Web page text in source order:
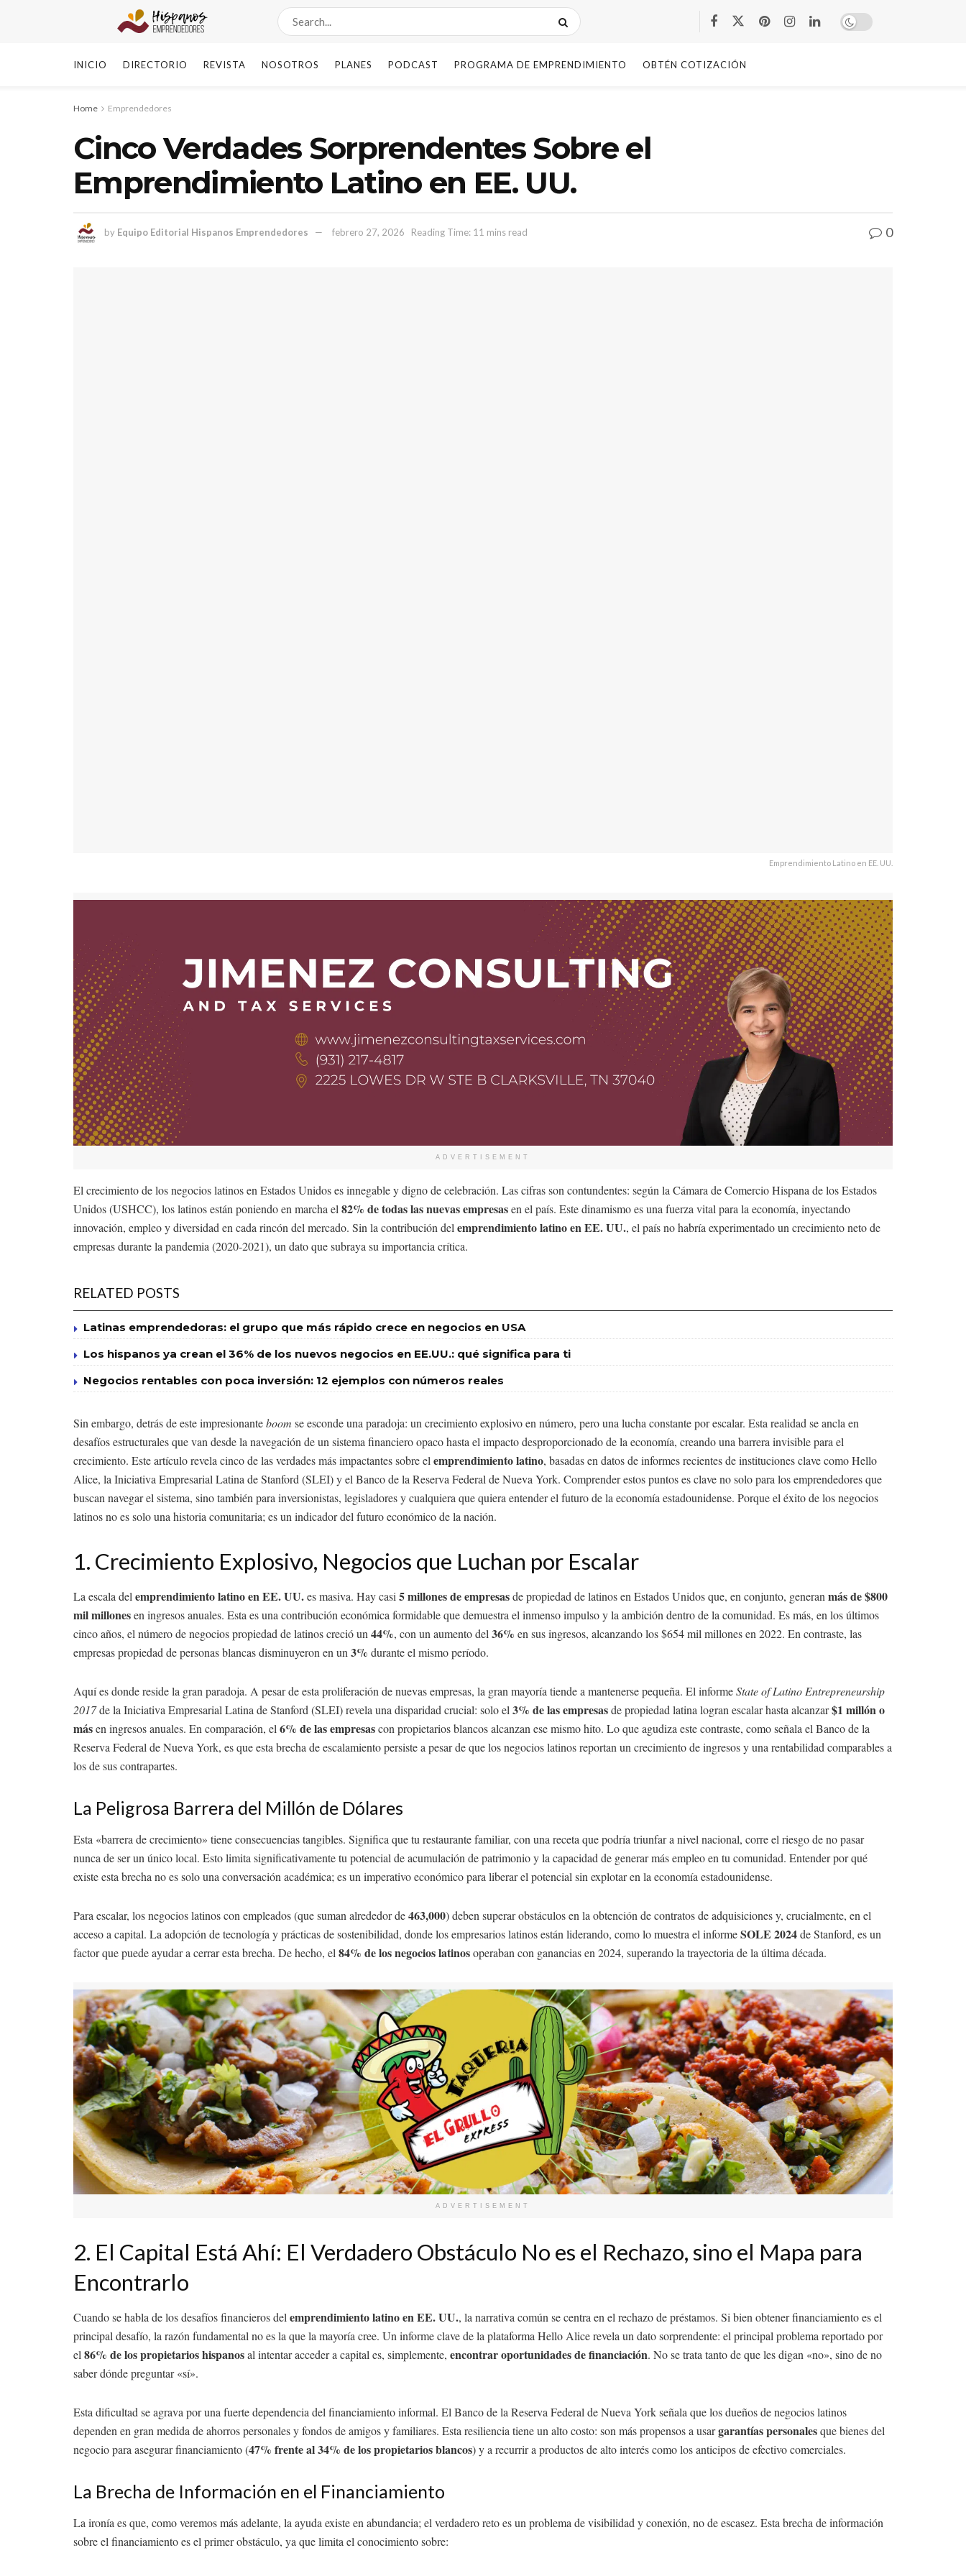
INICIO DIRECTORIO REVISTA NOSOTROS PLANES PODCAST PROGRAMA DE EMPRENDIMIENTO OBTÉN COTIZACIÓN
Home Emprendedores
Cinco Verdades Sorprendentes Sobre el
Emprendimiento Latino en EE. UU.
by Equipo Editorial Hispanos Emprendedores febrero 27, 2026 Reading Time: 11 mins read 0
Emprendimiento Latino en EE. UU.
ADVERTISEMENT
El crecimiento de los negocios latinos en Estados Unidos es innegable y digno de celebración. Las cifras son contundentes: según la Cámara de Comercio Hispana de los Estados
Unidos (USHCC), los latinos están poniendo en marcha el 82% de todas las nuevas empresasen el país. Este dinamismo es una fuerza vital para la economía, inyectando
innovación, empleo y diversidad en cada rincón del mercado. Sin la contribución del emprendimiento latino en EE. UU., el país no habría experimentado un crecimiento neto de
empresas durante la pandemia (2020-2021), un dato que subraya su importancia crítica.
RELATED POSTS
Latinas emprendedoras: el grupo que más rápido crece en negocios en USA
Los hispanos ya crean el 36% de los nuevos negocios en EE.UU.: qué significa para ti
Negocios rentables con poca inversión: 12 ejemplos con números reales
Sin embargo, detrás de este impresionanteboom se esconde una paradoja: un crecimiento explosivo en número, pero una lucha constante por escalar. Esta realidad se ancla en
desafíos estructurales que van desde la navegación de un sistema financiero opaco hasta el impacto desproporcionado de la economía, creando una barrera invisible para el
crecimiento. Este artículo revela cinco de las verdades más impactantes sobre el emprendimiento latino, basadas en datos de informes recientes de instituciones clave como Hello
Alice, la Iniciativa Empresarial Latina de Stanford (SLEI) y el Banco de la Reserva Federal de Nueva York. Comprender estos puntos es clave no solo para los emprendedores que
buscan navegar el sistema, sino también para inversionistas, legisladores y cualquiera que quiera entender el futuro de la economía estadounidense. Porque el éxito de los negocios
latinos no es solo una historia comunitaria; es un indicador del futuro económico de la nación.
1. Crecimiento Explosivo, Negocios que Luchan por Escalar
La escala del emprendimiento latino en EE. UU.es masiva. Hay casi 5 millones de empresasde propiedad de latinos en Estados Unidos que, en conjunto, generan más de $800
mil millonesen ingresos anuales. Esta es una contribución económica formidable que demuestra el inmenso impulso y la ambición dentro de la comunidad. Es más, en los últimos
cinco años, el número de negocios propiedad de latinos creció un 44%, con un aumento del 36% en sus ingresos, alcanzando los $654 mil millones en 2022. En contraste, las
empresas propiedad de personas blancas disminuyeron en un 3% durante el mismo período.
Aquí es donde reside la gran paradoja. A pesar de esta proliferación de nuevas empresas, la gran mayoría tiende a mantenerse pequeña. El informeState of Latino Entrepreneurship
2017de la Iniciativa Empresarial Latina de Stanford (SLEI) revela una disparidad crucial: solo el 3% de las empresasde propiedad latina logran escalar hasta alcanzar$1 millón o
másen ingresos anuales. En comparación, el 6% de las empresascon propietarios blancos alcanzan ese mismo hito. Lo que agudiza este contraste, como señala el Banco de la
Reserva Federal de Nueva York, es que esta brecha de escalamiento persiste a pesar de que los negocios latinos reportan un crecimiento de ingresos y una rentabilidad comparables a
los de sus contrapartes.
La Peligrosa Barrera del Millón de Dólares
Esta «barrera de crecimiento» tiene consecuencias tangibles. Significa que tu restaurante familiar, con una receta que podría triunfar a nivel nacional, corre el riesgo de no pasar
nunca de ser un único local. Esto limita significativamente tu potencial de acumulación de patrimonio y la capacidad de generar más empleo en tu comunidad. Entender por qué
existe esta brecha no es solo una conversación académica; es un imperativo económico para liberar el potencial sin explotar en la economía estadounidense.
Para escalar, los negocios latinos con empleados (que suman alrededor de463,000) deben superar obstáculos en la obtención de contratos de adquisiciones y, crucialmente, en el
acceso a capital. La adopción de tecnología y prácticas de sostenibilidad, donde los empresarios latinos están liderando, como lo muestra el informeSOLE 2024de Stanford, es un
factor que puede ayudar a cerrar esta brecha. De hecho, el 84% de los negocios latinosoperaban con ganancias en 2024, superando la trayectoria de la última década.
ADVERTISEMENT
2. El Capital Está Ahí: El Verdadero Obstáculo No es el Rechazo, sino el Mapa para
Encontrarlo
Cuando se habla de los desafíos financieros del emprendimiento latino en EE. UU., la narrativa común se centra en el rechazo de préstamos. Si bien obtener financiamiento es el
principal desafío, la razón fundamental no es la que la mayoría cree. Un informe clave de la plataforma Hello Alice revela un dato sorprendente: el principal problema reportado por
el 86% de los propietarios hispanosal intentar acceder a capital es, simplemente, encontrar oportunidades de financiación. No se trata tanto de que les digan «no», sino de no
saber dónde preguntar «sí».
Esta dificultad se agrava por una fuerte dependencia del financiamiento informal. El Banco de la Reserva Federal de Nueva York señala que los dueños de negocios latinos
dependen en gran medida de ahorros personales y fondos de amigos y familiares. Esta resiliencia tiene un alto costo: son más propensos a usargarantías personalesque bienes del
negocio para asegurar financiamiento (47% frente al 34% de los propietarios blancos) y a recurrir a productos de alto interés como los anticipos de efectivo comerciales.
La Brecha de Información en el Financiamiento
La ironía es que, como veremos más adelante, la ayuda existe en abundancia; el verdadero reto es un problema de visibilidad y conexión, no de escasez. Esta brecha de información
sobre el financiamiento es el primer obstáculo, ya que limita el conocimiento sobre: